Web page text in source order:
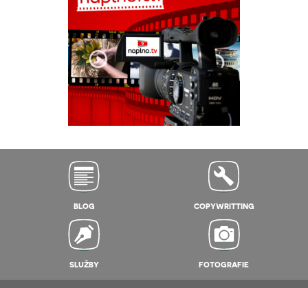
BLOG COPYWRITTING
SLUŽBY FOTOGRAFIE